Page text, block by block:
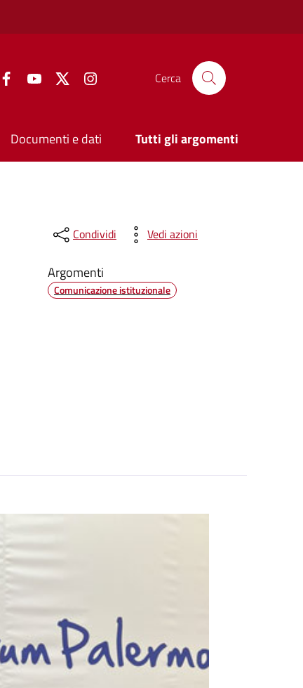
FacebookYouTube Twitter Cerca
Documenti e dati Tutti gli argomenti
Condividi Vedi azioni
Argomenti
Comunicazione istituzionale